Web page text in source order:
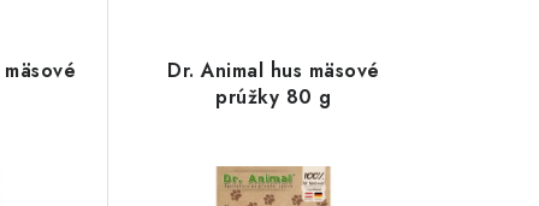
Dr. Animal hus mäsové
prúžky 80 g